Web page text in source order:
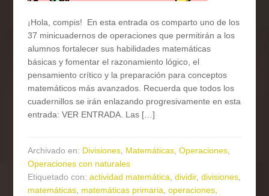
¡Hola, compis! En esta entrada os comparto uno de los
37 minicuadernos de operaciones que permitirán a los
alumnos fortalecer sus habilidades matemáticas
básicas y fomentar el razonamiento lógico, el
pensamiento crítico y la preparación para conceptos
matemáticos más avanzados. Recuerda que todos los
cuadernillos se irán enlazando progresivamente en esta
entrada: VER ENTRADA. Las […]
Archivado en: Divisiones, Matemáticas,Operaciones,
Operaciones con naturales
Etiquetado con:actividad matemática,dividir,divisiones,
matemáticas, matemáticas primaria,operaciones,